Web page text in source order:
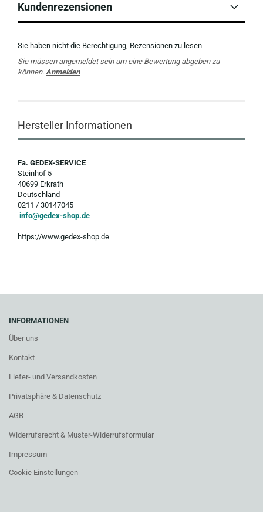
Kundenrezensionen
Sie haben nicht die Berechtigung, Rezensionen zu lesen
Sie müssen angemeldet sein um eine Bewertung abgeben zu
können. Anmelden
Hersteller Informationen
Fa. GEDEX-SERVICE
Steinhof 5
40699 Erkrath
Deutschland
0211 / 30147045
info@gedex-shop.de
https://www.gedex-shop.de
INFORMATIONEN
Über uns
Kontakt
Liefer- und Versandkosten
Privatsphäre & Datenschutz
AGB
Widerrufsrecht & Muster-Widerrufsformular
Impressum
Cookie Einstellungen